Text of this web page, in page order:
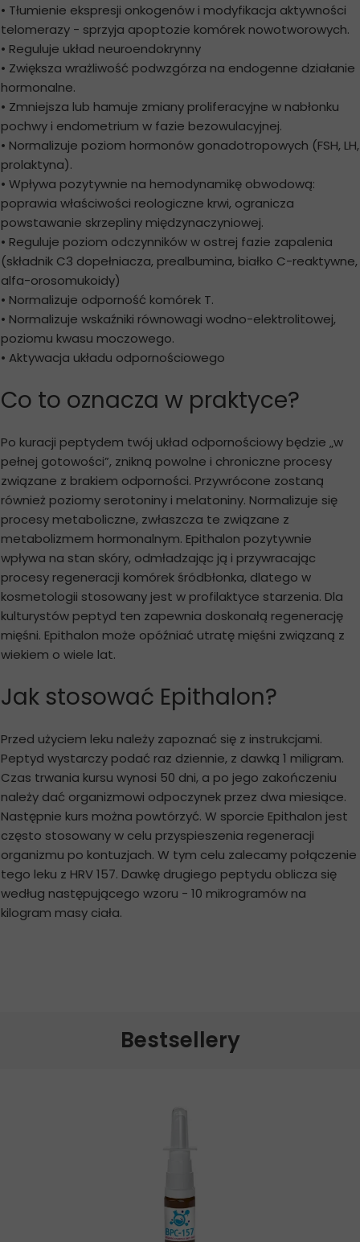
• Tłumienie ekspresji onkogenów i modyfikacja aktywności
telomerazy - sprzyja apoptozie komórek nowotworowych.
• Reguluje układ neuroendokrynny
• Zwiększa wrażliwość podwzgórza na endogenne działanie
hormonalne.
• Zmniejsza lub hamuje zmiany proliferacyjne w nabłonku
pochwy i endometrium w fazie bezowulacyjnej.
• Normalizuje poziom hormonów gonadotropowych (FSH, LH,
prolaktyna).
• Wpływa pozytywnie na hemodynamikę obwodową:
poprawia właściwości reologiczne krwi, ogranicza
powstawanie skrzepliny międzynaczyniowej.
• Reguluje poziom odczynników w ostrej fazie zapalenia
(składnik C3 dopełniacza, prealbumina, białko C-reaktywne,
alfa-orosomukoidy)
• Normalizuje odporność komórek T.
• Normalizuje wskaźniki równowagi wodno-elektrolitowej,
poziomu kwasu moczowego.
• Aktywacja układu odpornościowego
Co to oznacza w praktyce?
Po kuracji peptydem twój układ odpornościowy będzie „w
pełnej gotowości”, znikną powolne i chroniczne procesy
związane z brakiem odporności. Przywrócone zostaną
również poziomy serotoniny i melatoniny. Normalizuje się
procesy metaboliczne, zwłaszcza te związane z
metabolizmem hormonalnym. Epithalon pozytywnie
wpływa na stan skóry, odmładzając ją i przywracając
procesy regeneracji komórek śródbłonka, dlatego w
kosmetologii stosowany jest w profilaktyce starzenia. Dla
kulturystów peptyd ten zapewnia doskonałą regenerację
mięśni. Epithalon może opóźniać utratę mięśni związaną z
wiekiem o wiele lat.
Jak stosować Epithalon?
Przed użyciem leku należy zapoznać się z instrukcjami.
Peptyd wystarczy podać raz dziennie, z dawką 1 miligram.
Czas trwania kursu wynosi 50 dni, a po jego zakończeniu
należy dać organizmowi odpoczynek przez dwa miesiące.
Następnie kurs można powtórzyć. W sporcie Epithalon jest
często stosowany w celu przyspieszenia regeneracji
organizmu po kontuzjach. W tym celu zalecamy połączenie
tego leku z HRV 157. Dawkę drugiego peptydu oblicza się
według następującego wzoru - 10 mikrogramów na
kilogram masy ciała.
Bestsellery